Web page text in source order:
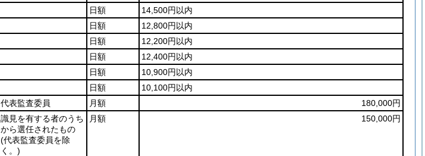
日額
14,500円以内
日額
12,800円以内
日額
12,200円以内
日額
12,400円以内
日額
10,900円以内
日額
10,100円以内
代表監査委員 月額
180,000円
識見を有する者のうち
から選任されたもの
(代表監査委員を除
く。)
月額 150,000円